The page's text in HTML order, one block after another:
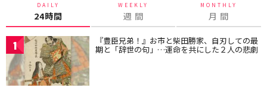
DAILY
24時間
WEEKLY
週 間
MONTHLY
月 間
1 『豊臣兄弟！』お市と柴田勝家、自刃しての最
期と「辞世の句」…運命を共にした２人の悲劇